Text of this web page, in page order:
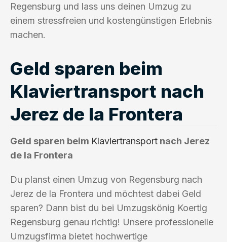
Regensburg und lass uns deinen Umzug zu
einem stressfreien und kostengünstigen Erlebnis
machen.
Geld sparen beim
Klaviertransport nach
Jerez de la Frontera
Geld sparen beim Klaviertransport nach Jerez
de la Frontera
Du planst einen Umzug von Regensburg nach
Jerez de la Frontera und möchtest dabei Geld
sparen? Dann bist du bei Umzugskönig Koertig
Regensburg genau richtig! Unsere professionelle
Umzugsfirma bietet hochwertige